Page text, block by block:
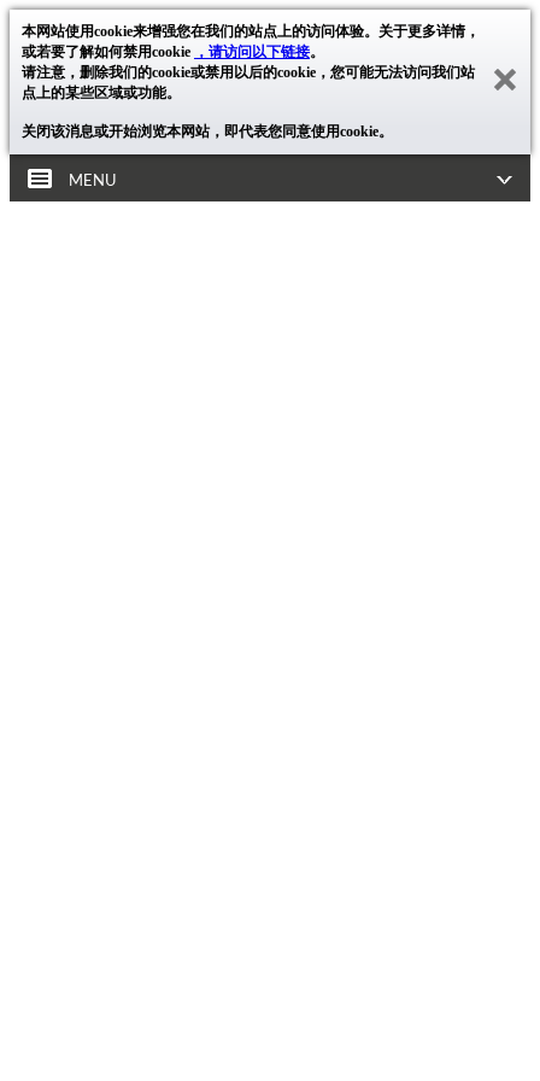
本网站使用cookie来增强您在我们的站点上的访问体验。关于更多详情，
或若要了解如何禁用cookie ，请访问以下链接。
请注意，删除我们的cookie或禁用以后的cookie，您可能无法访问我们站
点上的某些区域或功能。
关闭该消息或开始浏览本网站，即代表您同意使用cookie。
MENU